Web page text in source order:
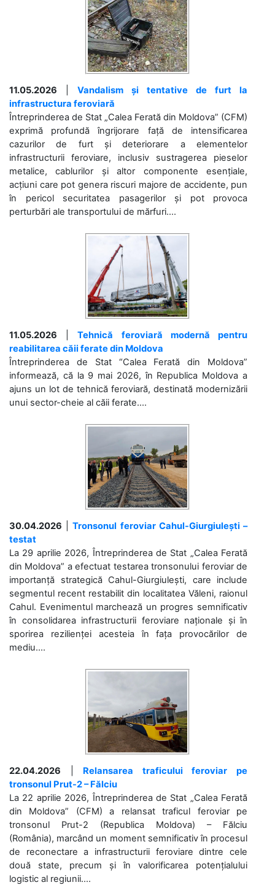
11.05.2026
Vandalism și tentative de furt la
infrastructura feroviară
Întreprinderea de Stat „Calea Ferată din Moldova” (CFM)
exprimă profundă îngrijorare față de intensificarea
cazurilor de furt și deteriorare a elementelor
infrastructurii feroviare, inclusiv sustragerea pieselor
metalice, cablurilor și altor componente esențiale,
acțiuni care pot genera riscuri majore de accidente, pun
în pericol securitatea pasagerilor și pot provoca
perturbări ale transportului de mărfuri....
11.05.2026 |Tehnică feroviară modernă pentru
reabilitarea căii ferate din Moldova
Întreprinderea de Stat “Calea Ferată din Moldova”
informează, că la 9 mai 2026, în Republica Moldova a
ajuns un lot de tehnică feroviară, destinată modernizării
unui sector-cheie al căii ferate....
30.04.2026 |Tronsonul feroviar Cahul-Giurgiulești –
testat
La 29 aprilie 2026, Întreprinderea de Stat „Calea Ferată
din Moldova” a efectuat testarea tronsonului feroviar de
importanță strategică Cahul-Giurgiulești, care include
segmentul recent restabilit din localitatea Văleni, raionul
Cahul. Evenimentul marchează un progres semnificativ
în consolidarea infrastructurii feroviare naționale și în
sporirea rezilienței acesteia în fața provocărilor de
mediu....
22.04.2026
Relansarea traficului feroviar pe
tronsonul Prut-2 – Fălciu
La 22 aprilie 2026, Întreprinderea de Stat „Calea Ferată
din Moldova” (CFM) a relansat traficul feroviar pe
tronsonul Prut-2 (Republica Moldova) – Fălciu
(România), marcând un moment semnificativ în procesul
de reconectare a infrastructurii feroviare dintre cele
două state, precum și în valorificarea potențialului
logistic al regiunii....